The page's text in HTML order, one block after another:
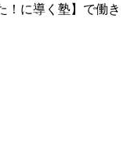
！に導く塾】で働き